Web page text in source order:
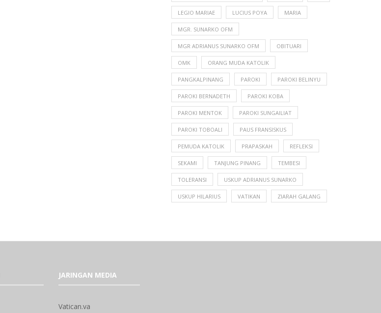
LEGIO MARIAE LUCIUS POYA MARIA
MGR. SUNARKO OFM
MGR ADRIANUS SUNARKO OFM OBITUARI
OMK ORANG MUDA KATOLIK
PANGKALPINANG PAROKI PAROKI BELINYU
PAROKI BERNADETH PAROKI KOBA
PAROKI MENTOK PAROKI SUNGAILIAT
PAROKI TOBOALI PAUS FRANSISKUS
PEMUDA KATOLIK PRAPASKAH REFLEKSI
SEKAMI TANJUNG PINANG TEMBESI
TOLERANSI USKUP ADRIANUS SUNARKO
USKUP HILARIUS VATIKAN ZIARAH GALANG
JARINGAN MEDIA
Vatican.va